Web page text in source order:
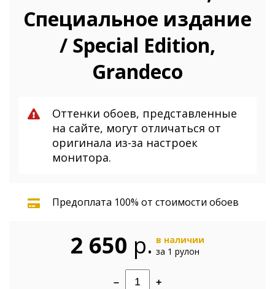
Специальное издание
/ Special Edition,
Grandeco
Оттенки обоев, представленные
на сайте, могут отличаться от
оригинала из-за настроек
монитора.
Предоплата 100% от стоимости обоев
2 650 р. в наличии
за 1 рулон
– +